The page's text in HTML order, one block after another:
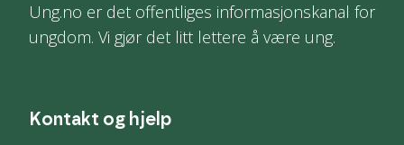
Ung.no er det offentliges informasjonskanal for
ungdom. Vi gjør det litt lettere å være ung.
Kontakt og hjelp